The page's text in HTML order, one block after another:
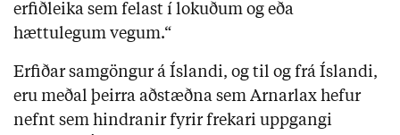
erfiðleika sem felast í lokuðum og eða
hættulegum vegum.“
Erfiðar samgöngur á Íslandi, og til og frá Íslandi,
eru meðal þeirra aðstæðna sem Arnarlax hefur
nefnt sem hindranir fyrir frekari uppgangi